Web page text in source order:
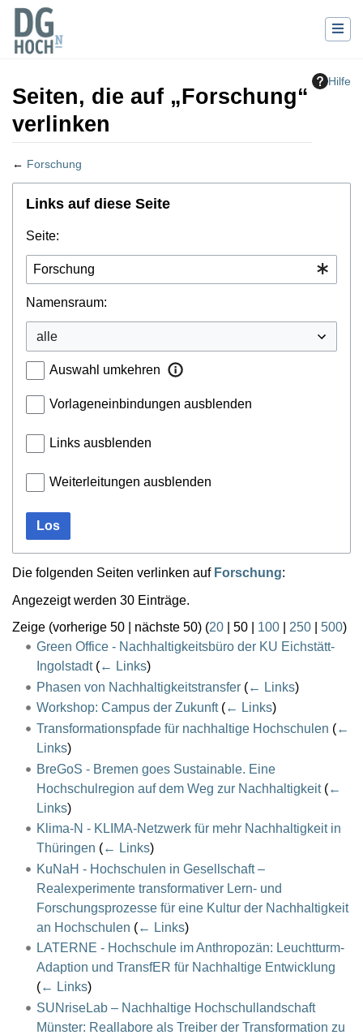
Hilfe
Seiten, die auf „Forschung“
verlinken
← Forschung
Wechseln zu:Navigation,Suche
Links auf diese Seite
Seite:
Namensraum:
Auswahl umkehren
Vorlageneinbindungen ausblenden
Links ausblenden
Weiterleitungen ausblenden
Los
Die folgenden Seiten verlinken auf Forschung:
Angezeigt werden 30 Einträge.
Zeige (vorherige 50 nächste 50) (20 50 100 250 500)
Green Office - Nachhaltigkeitsbüro der KU Eichstätt-
Ingolstadt (← Links)
Phasen von Nachhaltigkeitstransfer (← Links)
Workshop: Campus der Zukunft (← Links)
Transformationspfade für nachhaltige Hochschulen (←
Links)
BreGoS - Bremen goes Sustainable. Eine
Hochschulregion auf dem Weg zur Nachhaltigkeit (←
Links)
Klima-N - KLIMA-Netzwerk für mehr Nachhaltigkeit in
Thüringen (← Links)
KuNaH - Hochschulen in Gesellschaft –
Realexperimente transformativer Lern- und
Forschungsprozesse für eine Kultur der Nachhaltigkeit
an Hochschulen (← Links)
LATERNE - Hochschule im Anthropozän: Leuchtturm-
Adaption und TransfER für Nachhaltige Entwicklung
(← Links)
SUNriseLab – Nachhaltige Hochschullandschaft
Münster: Reallabore als Treiber der Transformation zu